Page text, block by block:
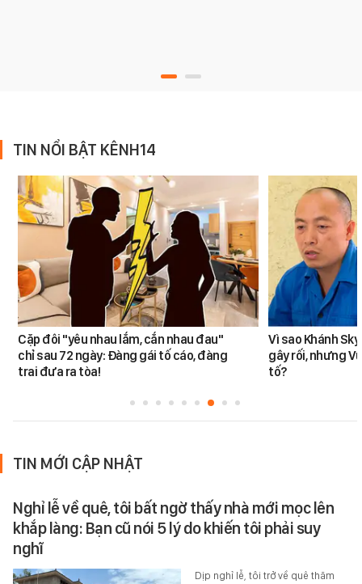
TIN NỔI BẬT KÊNH14
Cặp đôi "yêu nhau lắm, cắn nhau đau"
chỉ sau 72 ngày: Đàng gái tố cáo, đàng
trai đưa ra tòa!
Vì sao Khánh
gây rối, nhưng
tố?
TIN MỚI CẬP NHẬT
Nghỉ lễ về quê, tôi bất ngờ thấy nhà mới mọc lên
khắp làng: Bạn cũ nói 5 lý do khiến tôi phải suy
nghĩ
Dịp nghỉ lễ, tôi trở về quê thăm